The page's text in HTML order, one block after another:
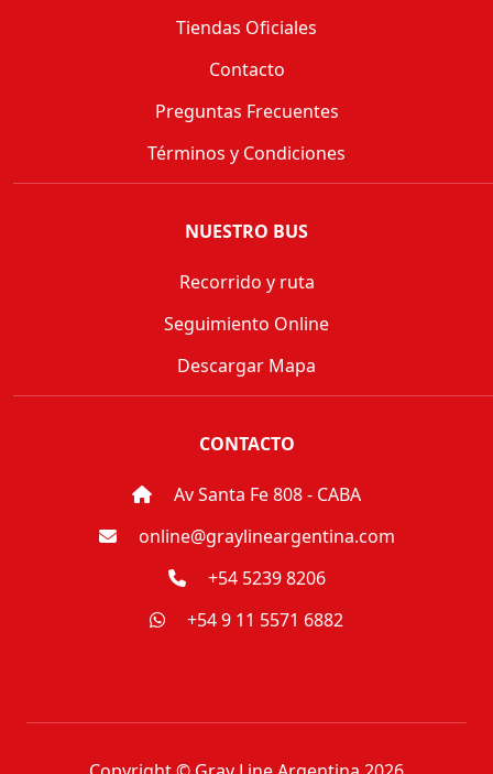
Tiendas Oficiales
Contacto
Preguntas Frecuentes
Términos y Condiciones
NUESTRO BUS
Recorrido y ruta
Seguimiento Online
Descargar Mapa
CONTACTO
Av Santa Fe 808 - CABA
online@graylineargentina.com
+54 5239 8206
+54 9 11 5571 6882